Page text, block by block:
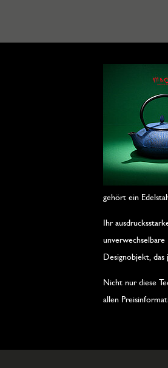
gehört ein
Ihr
Designobjekt,
Nicht nur diese
allen